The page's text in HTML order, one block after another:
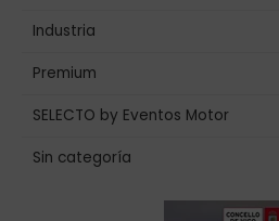
Industria
Premium
SELECTO by Eventos Motor
Sin categoría